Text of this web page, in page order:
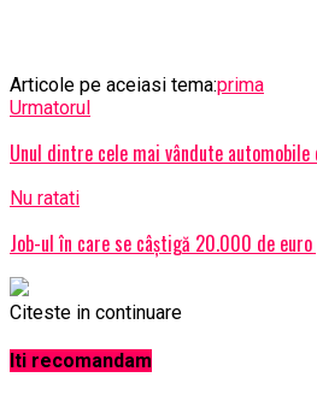
Articole pe aceiasi tema:prima
Urmatorul
Unul dintre cele mai vândute
Nu ratati
Job-ul în care se câștigă 20.000 de
Citeste in continuare
Iti recomandam